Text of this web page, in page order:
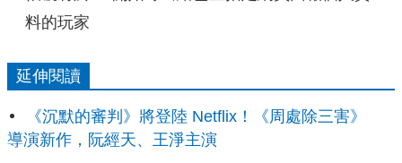
料的玩家
延伸閱讀
《沉默的審判》將登陸 Netflix！《周處除三害》
導演新作，阮經天、王淨主演